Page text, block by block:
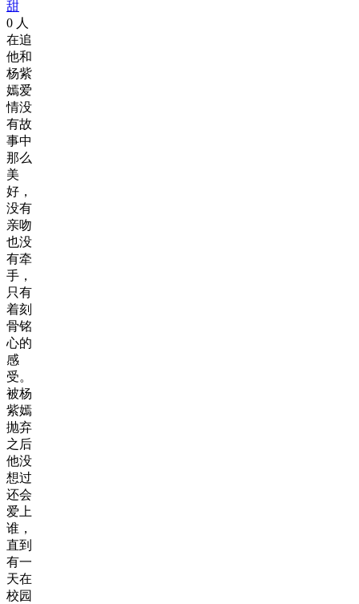
甜
0 人
在追
他和
杨紫
嫣爱
情没
有故
事中
那么
美
好，
没有
亲吻
也没
有牵
手，
只有
着刻
骨铭
心的
感
受。
被杨
紫嫣
抛弃
之后
他没
想过
还会
爱上
谁，
直到
有一
天在
校园